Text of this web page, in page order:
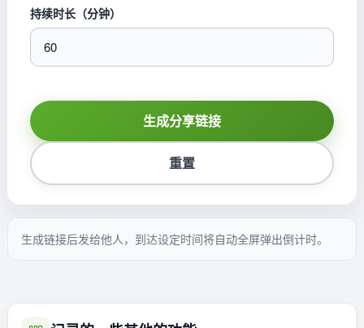
持续时长（分钟）
生成分享链接
重置
生成链接后发给他人，到达设定时间将自动全屏弹出倒计时。